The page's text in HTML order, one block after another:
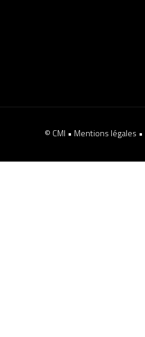
© CMI • Mentions légales •